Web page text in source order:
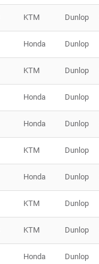
KTM Dunlop
Honda Dunlop
KTM Dunlop
Honda Dunlop
Honda Dunlop
KTM Dunlop
Honda Dunlop
KTM Dunlop
KTM Dunlop
Honda Dunlop